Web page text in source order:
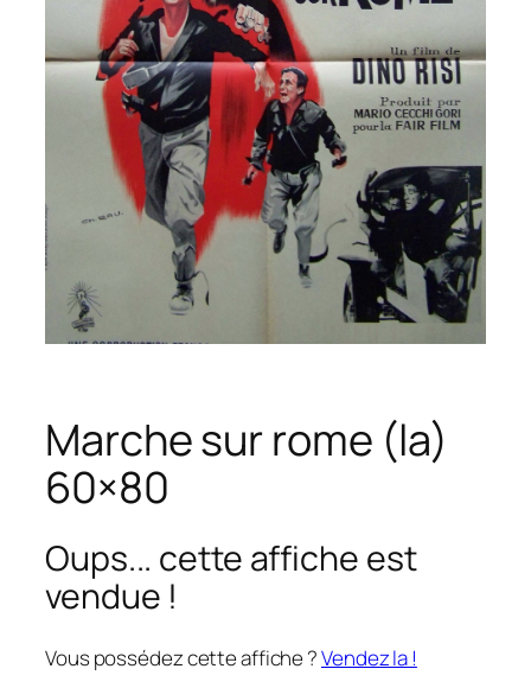
Marche sur rome (la)
60×80
Oups... cette affiche est
vendue !
Vous possédez cette affiche ?Vendez la !